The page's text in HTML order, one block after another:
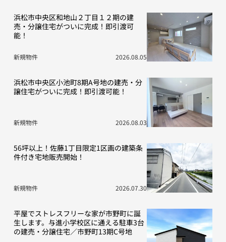
浜松市中央区和地山２丁目１２期の建
売・分譲住宅がついに完成！即引渡可
能！
新規物件 2026.08.05
浜松市中央区小池町8期A号地の建売・分
譲住宅がついに完成！即引渡可能！
新規物件 2026.08.03
56坪以上！佐藤1丁目限定1区画の建築条
件付き宅地販売開始！
新規物件 2026.07.30
平屋でストレスフリーな家が市野町に誕
生します。与進小学校区に通える駐車3台
の建売・分譲住宅／市野町13期C号地